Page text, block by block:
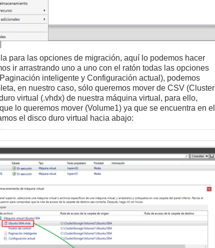
para las opciones de migración, aquí lo podemos hacer
ir arrastrando uno a uno con el ratón todas las opciones
inteligente y Configuración actual), podemos
en nuestro caso, sólo queremos mover de CSV (Cluster
virtual (.vhdx) de nuestra máquina virtual, para ello,
lo queremos mover (Volume1) ya que se encuentra en el
el disco duro virtual hacia abajo: